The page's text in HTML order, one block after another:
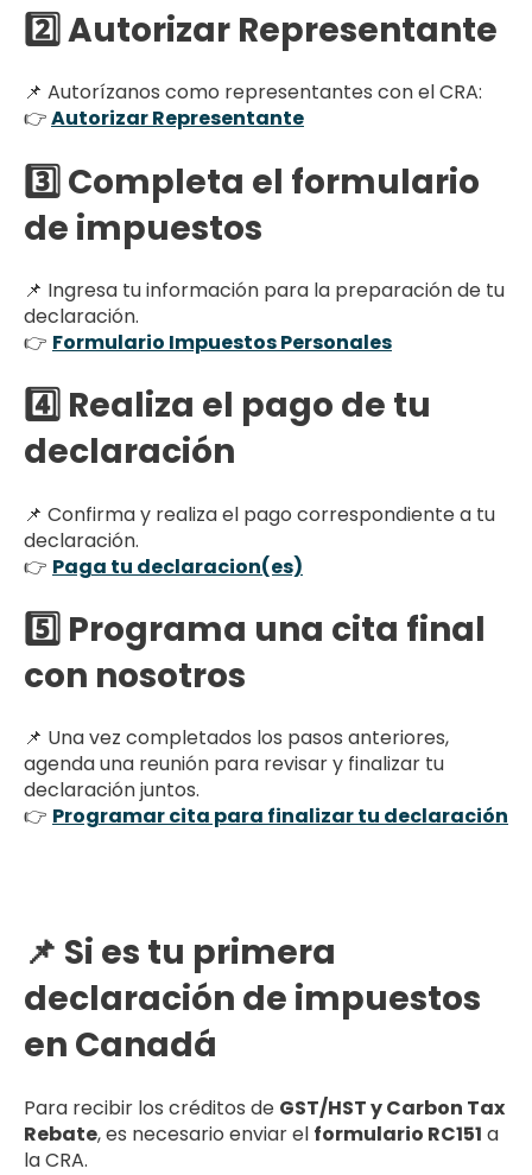
2️⃣ Autorizar Representante
📌 Autorízanos como representantes con el CRA:
👉Autorizar Representante
3️⃣ Completa el formulario
de impuestos
📌 Ingresa tu información para la preparación de tu
declaración.
👉 Formulario Impuestos Personales
4️⃣ Realiza el pago de tu
declaración
📌 Confirma y realiza el pago correspondiente a tu
declaración.
👉 Paga tu declaracion(es)
5️⃣ Programa una cita final
con nosotros
📌 Una vez completados los pasos anteriores,
agenda una reunión para revisar y finalizar tu
declaración juntos.
👉 Programar cita para finalizar tu declaración
📌 Si es tu primera
declaración de impuestos
en Canadá
Para recibir los créditos de GST/HST y Carbon Tax
Rebate, es necesario enviar el formulario RC151 a
la CRA.